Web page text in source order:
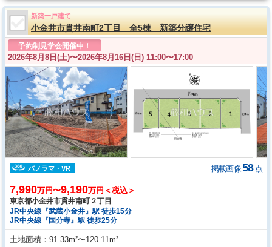
新築一戸建て
小金井市貫井南町2丁目 全5棟 新築分譲住宅
予約制見学会開催中！
2026年8月8日(土)〜2026年8月16日(日) 11:00〜17:00
パノラマ・VR 掲載画像58 点
7,990万円〜9,190万円＜税込＞
東京都小金井市貫井南町２丁目
JR中央線『武蔵小金井』駅 徒歩15分
JR中央線『国分寺』駅 徒歩25分
土地面積 91.33m²〜120.11m²